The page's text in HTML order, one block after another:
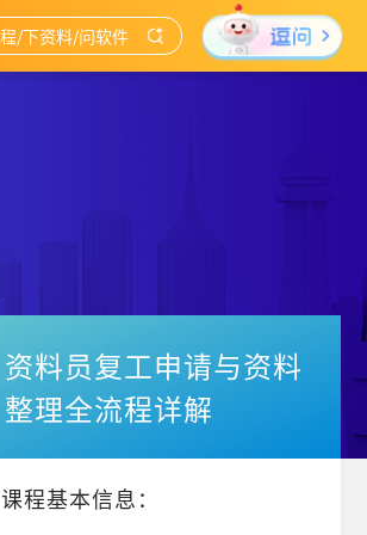
资料员复工申请与资料
整理全流程详解
课程基本信息：